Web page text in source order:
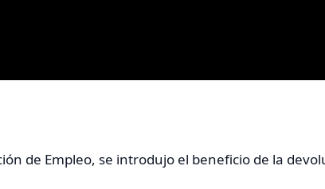
de Empleo, se introdujo el beneficio de la